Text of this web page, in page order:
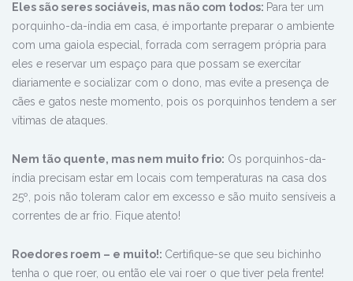
Eles são seres sociáveis, mas não com todos: Para ter um
porquinho-da-índia em casa, é importante preparar o ambiente
com uma gaiola especial, forrada com serragem própria para
eles e reservar um espaço para que possam se exercitar
diariamente e socializar com o dono, mas evite a presença de
cães e gatos neste momento, pois os porquinhos tendem a ser
vítimas de ataques.
Nem tão quente, mas nem muito frio: Os porquinhos-da-
índia precisam estar em locais com temperaturas na casa dos
25º, pois não toleram calor em excesso e são muito sensíveis a
correntes de ar frio. Fique atento!
Roedores roem – e muito!: Certifique-se que seu bichinho
tenha o que roer, ou então ele vai roer o que tiver pela frente!